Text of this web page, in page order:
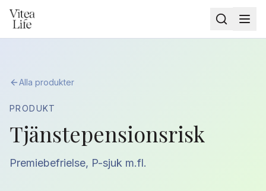
Alla produkter
PRODUKT
Tjänstepensionsrisk
Premiebefrielse, P-sjuk m.fl.